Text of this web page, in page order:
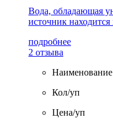
Вода, обладающая
источник
подробнее
2 отзыва
Наименование
Кол/уп
Цена/уп